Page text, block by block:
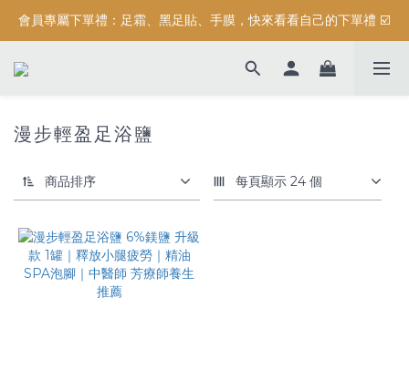
按摩系列滿$3000元，加碼送滿額禮『 精油保濕沐浴露 (正貨) 』
會員專屬下單禮：足霜、黑足貼、手膜，快來看看自己的下單禮 ☑️
按摩系列滿$3000元，加碼送滿額禮『 精油保濕沐浴露 (正貨) 』
漫步輕盈足浴鹽
商品排序 每頁顯示 24 個